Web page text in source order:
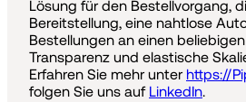
Lösung für den Bestellvorgang,
Bereitstellung, eine nahtlose
Bestellungen an einen
Transparenz und elastische
Erfahren Sie mehr unter https://
folgen Sie uns auf LinkedIn.